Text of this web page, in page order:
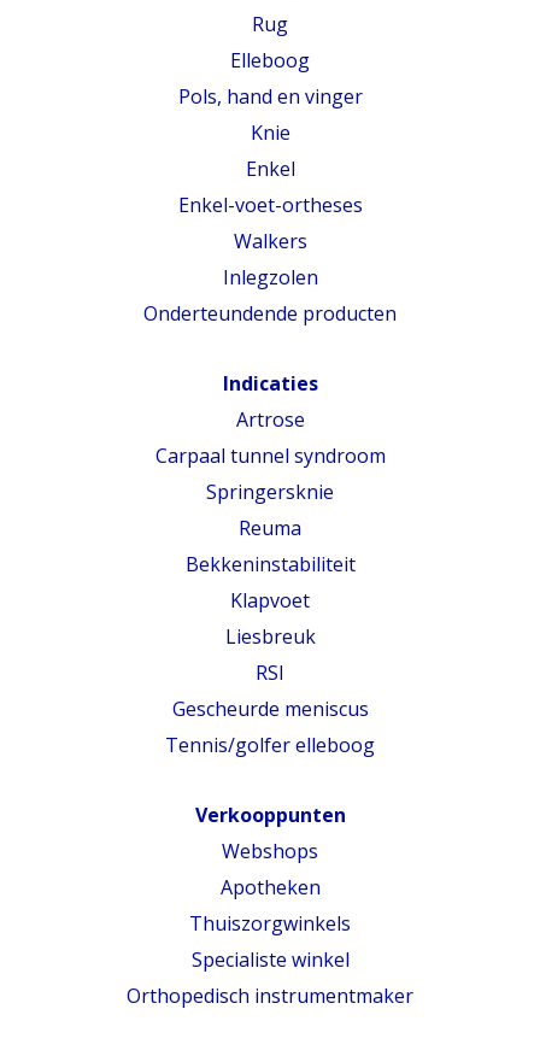
Rug
Elleboog
Pols, hand en vinger
Knie
Enkel
Enkel-voet-ortheses
Walkers
Inlegzolen
Onderteundende producten
Indicaties
Artrose
Carpaal tunnel syndroom
Springersknie
Reuma
Bekkeninstabiliteit
Klapvoet
Liesbreuk
RSI
Gescheurde meniscus
Tennis/golfer elleboog
Verkooppunten
Webshops
Apotheken
Thuiszorgwinkels
Specialiste winkel
Orthopedisch instrumentmaker